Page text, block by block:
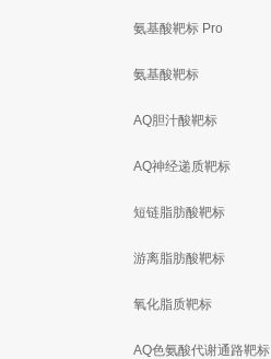
氨基酸靶标 Pro
氨基酸靶标
AQ胆汁酸靶标
AQ神经递质靶标
短链脂肪酸靶标
游离脂肪酸靶标
氧化脂质靶标
AQ色氨酸代谢通路靶标